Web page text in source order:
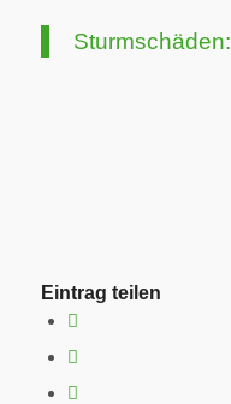
Eintrag teilen